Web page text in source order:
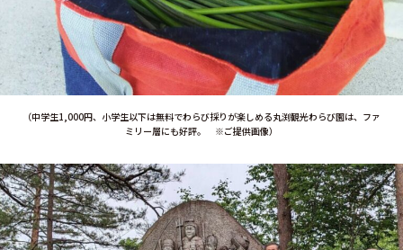
（中学生1,000円、小学生以下は無料でわらび採りが楽しめる丸渕観光わらび園は、ファ
ミリー層にも好評。 ※ご提供画像）